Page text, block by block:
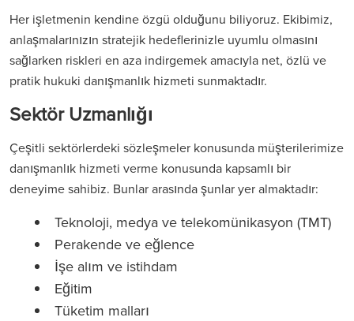
Her işletmenin kendine özgü olduğunu biliyoruz. Ekibimiz,
anlaşmalarınızın stratejik hedeflerinizle uyumlu olmasını
sağlarken riskleri en aza indirgemek amacıyla net, özlü ve
pratik hukuki danışmanlık hizmeti sunmaktadır.
Sektör Uzmanlığı
Çeşitli sektörlerdeki sözleşmeler konusunda müşterilerimize
danışmanlık hizmeti verme konusunda kapsamlı bir
deneyime sahibiz. Bunlar arasında şunlar yer almaktadır:
Teknoloji, medya ve telekomünikasyon (TMT)
Perakende ve eğlence
İşe alım ve istihdam
Eğitim
Tüketim malları